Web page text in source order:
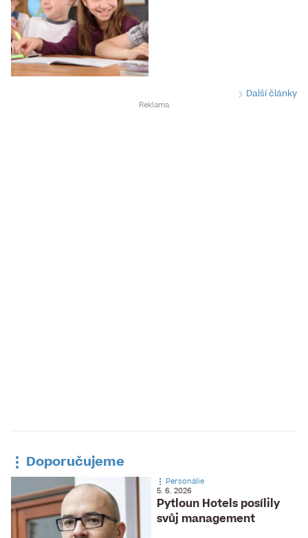
Další články
Doporučujeme
Pytloun Hotels posílily
svůj management
Personálie
5. 6. 2026